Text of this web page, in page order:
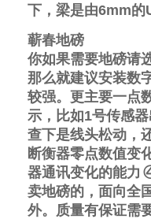
下，梁是由6mm的
蕲春地磅
你如果需要地磅请
那么就建议安装数
较强。更主要一点
示，比如1号传感
查下是线头松动，
断衡器零点数值变
器通讯变化的能力
卖地磅的，面向全
外。质量有保证需